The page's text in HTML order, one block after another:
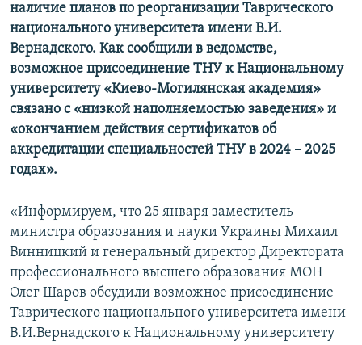
наличие планов по реорганизации Таврического
национального университета имени В.И.
Вернадского. Как сообщили в ведомстве,
возможное присоединение ТНУ к Национальному
университету «Киево-Могилянская академия»
связано с «низкой наполняемостью заведения» и
«окончанием действия сертификатов об
аккредитации специальностей ТНУ в 2024 – 2025
годах».
«Информируем, что 25 января заместитель
министра образования и науки Украины Михаил
Винницкий и генеральный директор Директората
профессионального высшего образования МОН
Олег Шаров обсудили возможное присоединение
Таврического национального университета имени
В.И.Вернадского к Национальному университету